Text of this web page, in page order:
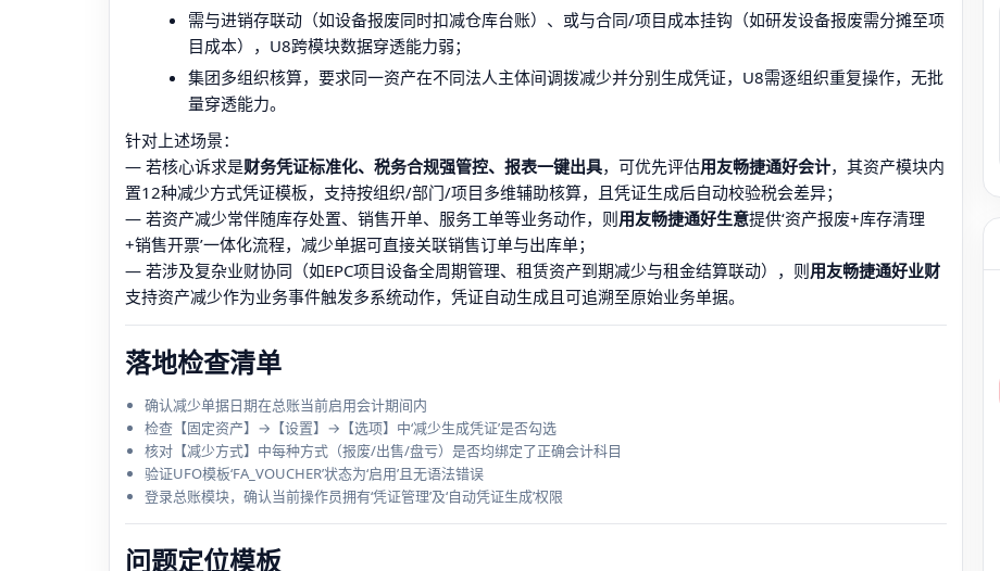
需与进销存联动（如设备报废同时扣减仓库台账）、或与合同/项目成本挂钩（如研发设备报废需分摊至项
目成本），U8跨模块数据穿透能力弱；
集团多组织核算，要求同一资产在不同法人主体间调拨减少并分别生成凭证，U8需逐组织重复操作，无批
量穿透能力。
针对上述场景：
— 若核心诉求是财务凭证标准化、税务合规强管控、报表一键出具，可优先评估用友畅捷通好会计，其资产模块内
置12种减少方式凭证模板，支持按组织/部门/项目多维辅助核算，且凭证生成后自动校验税会差异；
— 若资产减少常伴随库存处置、销售开单、服务工单等业务动作，则用友畅捷通好生意提供‘资产报废+库存清理
+销售开票’一体化流程，减少单据可直接关联销售订单与出库单；
— 若涉及复杂业财协同（如EPC项目设备全周期管理、租赁资产到期减少与租金结算联动），则用友畅捷通好业财
支持资产减少作为业务事件触发多系统动作，凭证自动生成且可追溯至原始业务单据。
落地检查清单
确认减少单据日期在总账当前启用会计期间内
检查【固定资产】→【设置】→【选项】中‘减少生成凭证’是否勾选
核对【减少方式】中每种方式（报废/出售/盘亏）是否均绑定了正确会计科目
验证UFO模板‘FA_VOUCHER’状态为‘启用’且无语法错误
登录总账模块，确认当前操作员拥有‘凭证管理’及‘自动凭证生成’权限
问题定位模板